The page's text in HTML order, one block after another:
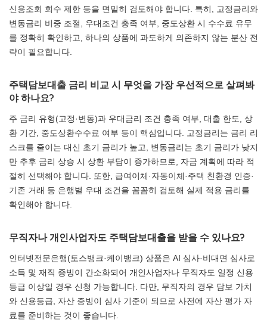
신용조회 회수 제한 등을 면밀히 검토해야 합니다. 특히, 고정금리와
변동금리 비중 조절, 우대조건 충족 여부, 중도상환 시 수수료 유무
를 정확히 확인하고, 하나의 상품에 과도하게 의존하지 않는 분산 전
략이 필요합니다.
주택담보대출 금리 비교 시 무엇을 가장 우선적으로 살펴봐
야 하나요?
주 금리 유형(고정·변동)과 우대금리 조건 충족 여부, 대출 한도, 상
환 기간, 중도상환수수료 여부 등이 핵심입니다. 고정금리는 금리 리
스크를 줄이는 대신 초기 금리가 높고, 변동금리는 초기 금리가 낮지
만 추후 금리 상승 시 상환 부담이 증가하므로, 자금 계획에 따라 적
절히 선택해야 합니다. 또한, 급여이체·자동이체·주택 친환경 인증·
기존 거래 등 은행별 우대 조건을 꼼꼼히 검토해 실제 적용 금리를
확인해야 합니다.
무직자나 개인사업자도 주택담보대출을 받을 수 있나요?
인터넷전문은행(토스뱅크·케이뱅크) 상품은 AI 심사·비대면 심사로
소득 및 재직 증빙이 간소화되어 개인사업자나 무직자도 일정 신용
등급 이상일 경우 신청 가능합니다. 다만, 무직자의 경우 담보 가치
와 신용등급, 자산 증빙이 심사 기준이 되므로 사전에 자산 평가 자
료를 준비하는 것이 좋습니다.